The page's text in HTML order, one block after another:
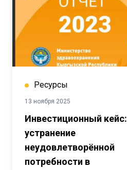
Ресурсы
13 ноября 2025
Инвестиционный кейс:
устранение
неудовлетворённой
потребности в